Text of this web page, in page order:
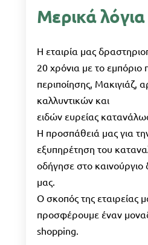
Μερικά λόγια
Η εταιρία μας
20 χρόνια με το εμπόριο
περιποίησης, Μακιγιάζ,
καλλυντικών και
ειδών ευρείας
Η προσπάθειά μας για
εξυπηρέτηση του
οδήγησε στο καινούργιο
μας.
Ο σκοπός της εταιρείας
προσφέρουμε έναν
shopping.